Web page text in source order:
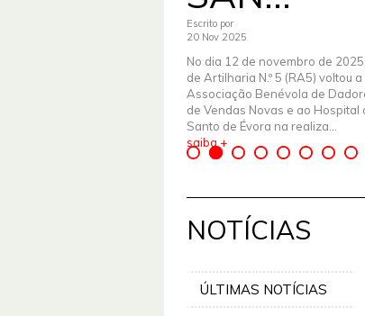
Escrito por
20 Nov 2025
No dia 12 de novembro de
de Artilharia N.º 5 (RA5) voltou
Associação Benévola de
de Vendas Novas e ao Hospital
Santo de Évora na realiza...
saiba +
NOTÍCIAS
ÚLTIMAS NOTÍCIAS